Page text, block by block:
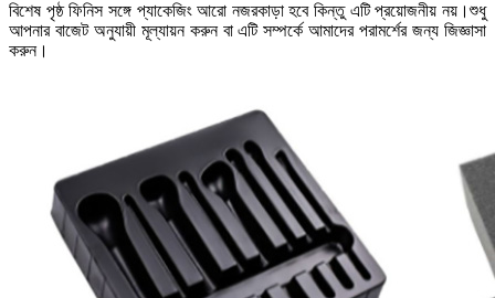
বিশেষ পৃষ্ঠ ফিনিস সঙ্গে প্যাকেজিং আরো নজরকাড়া হবে কিন্তু এটি প্রয়োজনীয় নয়।শুধু
আপনার বাজেট অনুযায়ী মূল্যায়ন করুন বা এটি সম্পর্কে আমাদের পরামর্শের জন্য জিজ্ঞাসা
করুন।